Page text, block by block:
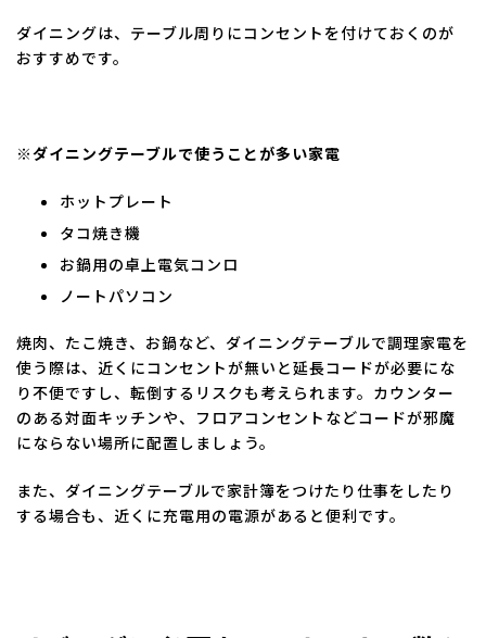
ダイニングは、テーブル周りにコンセントを付けておくのが
おすすめです。
※ダイニングテーブルで使うことが多い家電
ホットプレート
タコ焼き機
お鍋用の卓上電気コンロ
ノートパソコン
焼肉、たこ焼き、お鍋など、ダイニングテーブルで調理家電を
使う際は、近くにコンセントが無いと延長コードが必要にな
り不便ですし、転倒するリスクも考えられます。カウンター
のある対面キッチンや、フロアコンセントなどコードが邪魔
にならない場所に配置しましょう。
また、ダイニングテーブルで家計簿をつけたり仕事をしたり
する場合も、近くに充電用の電源があると便利です。